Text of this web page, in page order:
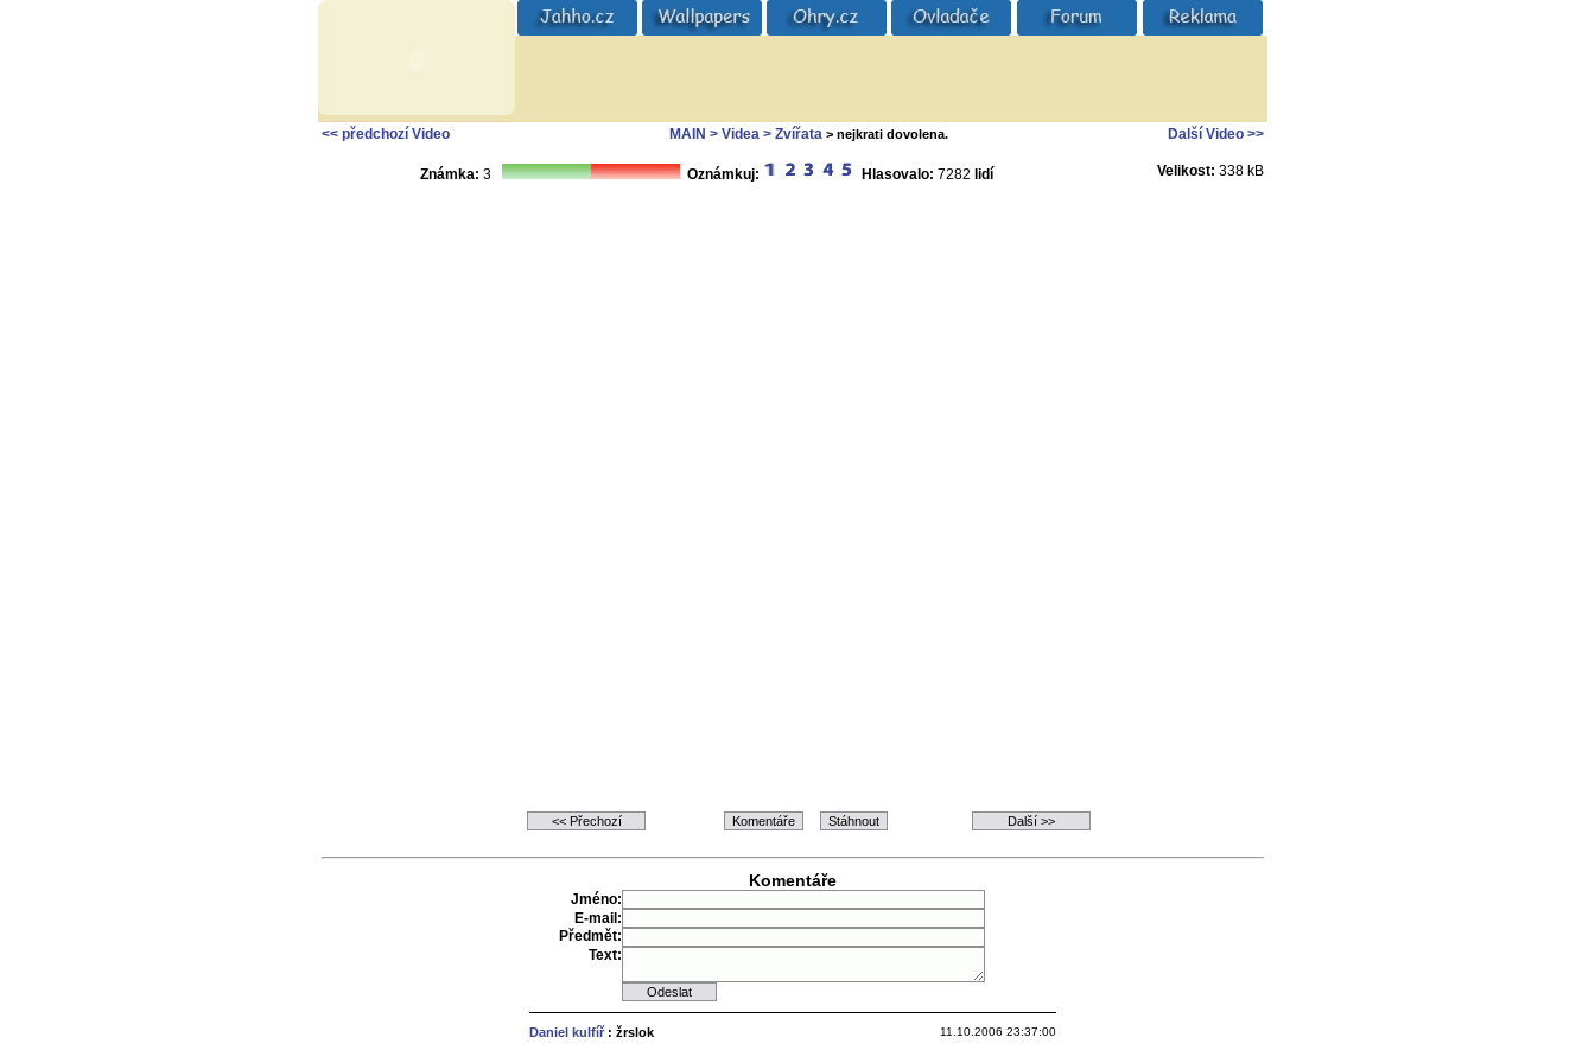
<< předchozí Video MAIN > Videa > Zvířata > nejkrati dovolena. Další Video >>
Známka: 3 Oznámkuj: Hlasovalo: 7282 lidí Velikost: 338 kB
Komentáře
Jméno:
E-mail:
Předmět:
Text:
Daniel kulfíř : žrslok 11.10.2006 23:37:00